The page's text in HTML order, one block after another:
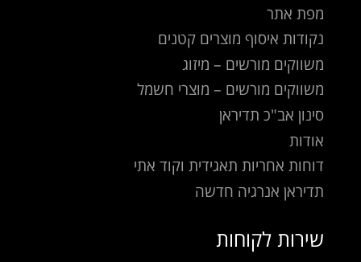
מפת אתר
נקודות איסוף מוצרים קטנים
משווקים מורשים – מיזוג
משווקים מורשים – מוצרי חשמל
סינון אב"כ תדיראן
אודות
דוחות אחריות תאגידית וקוד אתי
תדיראן אנרגיה חדשה
שירות לקוחות